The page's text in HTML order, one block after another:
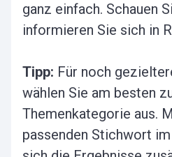
ganz einfach. Schauen
informieren Sie sich in
Tipp: Für noch
wählen Sie am besten
Themenkategorie aus.
passenden Stichwort